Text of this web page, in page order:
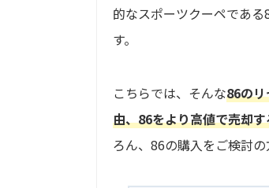
的なスポーツクーペであ
す。
こちらでは、そんな86の
由、86をより高値で売却
ろん、86の購入をご検討